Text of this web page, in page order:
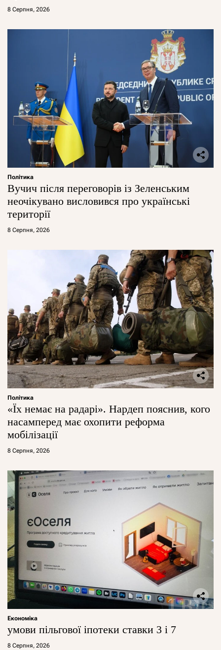
8 Серпня, 2026
Політика
Вучич після переговорів із Зеленським
неочікувано висловився про українські
території
8 Серпня, 2026
Політика
«Їх немає на радарі». Нардеп пояснив, кого
насамперед має охопити реформа
мобілізації
8 Серпня, 2026
Економіка
умови пільгової іпотеки ставки 3 і 7
8 Серпня, 2026